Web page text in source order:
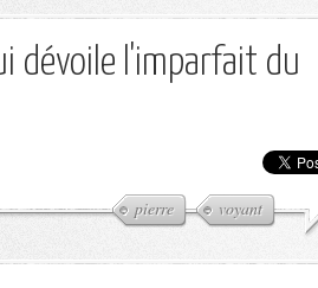
dévoile l'imparfait du
pierre voyant